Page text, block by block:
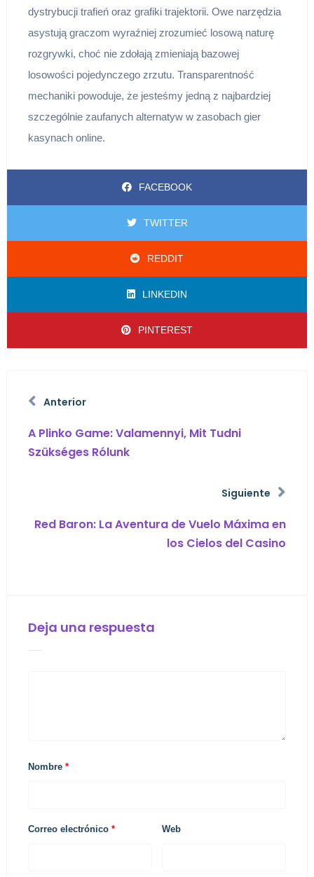
dystrybucji trafień oraz grafiki trajektorii. Owe narzędzia
asystują graczom wyraźniej zrozumieć losową naturę
rozgrywki, choć nie zdołają zmieniają bazowej
losowości pojedynczego zrzutu. Transparentność
mechaniki powoduje, że jesteśmy jedną z najbardziej
szczególnie zaufanych alternatyw w zasobach gier
kasynach online.
FACEBOOK
TWITTER
REDDIT
LINKEDIN
PINTEREST
Anterior
A Plinko Game: Valamennyi, Mit Tudni
Szükséges Rólunk
Siguiente
Red Baron: La Aventura de Vuelo Máxima en
los Cielos del Casino
Deja una respuesta
Nombre *
Correo electrónico * Web